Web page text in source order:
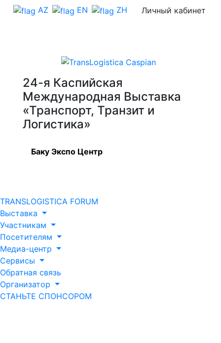
AZ EN ZH Личный кабинет
24-я Каспийская
Международная Выставка
«Транспорт, Транзит и
Логистика»
Баку Экспо Центр
TRANSLOGISTICA FORUM
Выставка
Участникам
Посетителям
Медиа-центр
Сервисы
Обратная связь
Организатор
СТАНЬТЕ СПОНСОРОМ